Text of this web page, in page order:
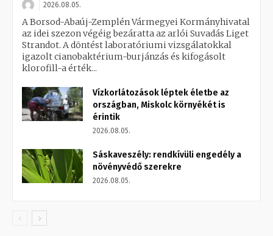
2026.08.05.
A Borsod-Abaúj-Zemplén Vármegyei Kormányhivatal
az idei szezon végéig bezáratta az arlói Suvadás Liget
Strandot. A döntést laboratóriumi vizsgálatokkal
igazolt cianobaktérium-burjánzás és kifogásolt
klorofill-a érték...
Vízkorlátozások léptek életbe az
országban, Miskolc környékét is
érintik
2026.08.05.
Sáskaveszély: rendkívüli engedély a
növényvédő szerekre
2026.08.05.